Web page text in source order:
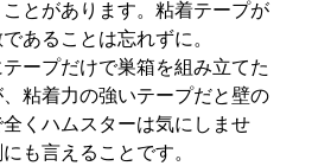
とがあります。粘着テープが
あることは忘れずに。
ープだけで巣箱を組み立てた
粘着力の強いテープだと壁の
くハムスターは気にしませ
も言えることです。